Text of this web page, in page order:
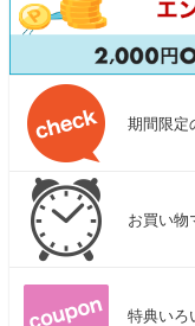
期間限定
お買い物
特典いろ